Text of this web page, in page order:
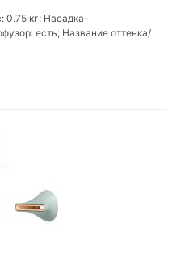
0.75 кг; Насадка-
есть; Название оттенка/